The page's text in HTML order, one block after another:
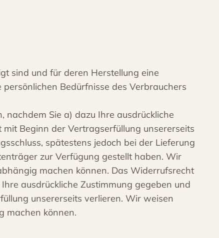
sind und für deren Herstellung eine
Bedürfnisse des Verbrauchers
Sie a) dazu Ihre ausdrückliche
Beginn der Vertragserfüllung unsererseits
spätestens jedoch bei der Lieferung
zur Verfügung gestellt haben. Wir
machen können. Das Widerrufsrecht
ausdrückliche Zustimmung gegeben und
unsererseits verlieren. Wir weisen
machen können.